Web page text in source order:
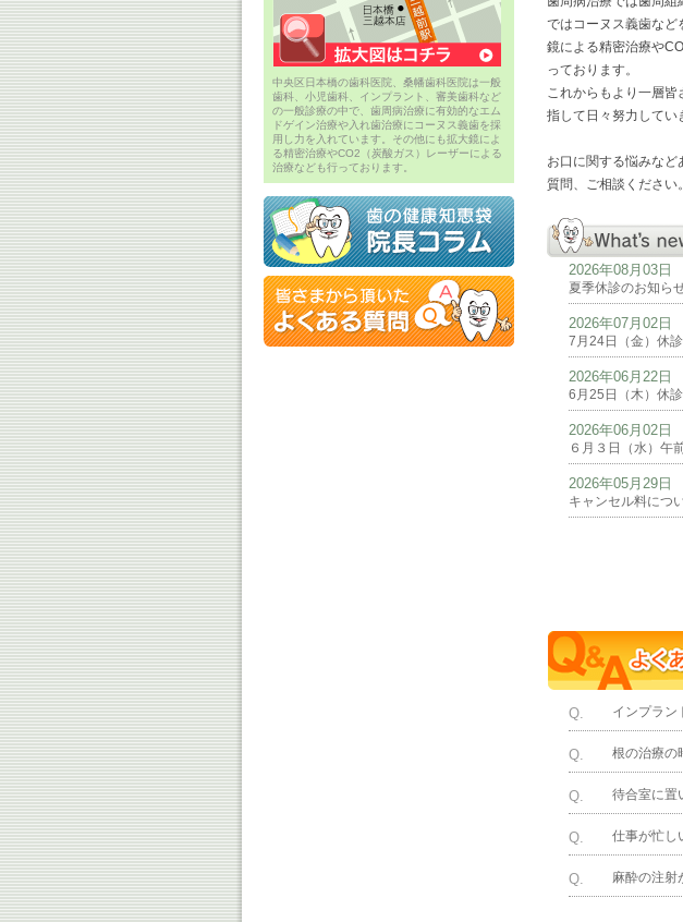
ではコーヌス義歯など
鏡による精密治療や
っております。
これからもより一層皆
指して日々努力してい
お口に関する悩みな
質問、ご相談ください。
2026年08月03日
夏季休診のお知ら
2026年07月02日
7月24日（金）休
2026年06月22日
6月25日（木）休
2026年06月02日
６月３日（水）午
2026年05月29日
キャンセル料につ
Q. インプラン
Q. 根の治療の
Q. 待合室に置
Q. 仕事が忙し
Q. 麻酔の注射
中央区日本橋の歯科医院、桑幡歯科医院は一般
歯科、小児歯科、インプラント、審美歯科など
の一般診療の中で、歯周病治療に有効的なエム
ドゲイン治療や入れ歯治療にコーヌス義歯を採
用し力を入れています。その他にも拡大鏡によ
る精密治療やCO2（炭酸ガス）レーザーによる
治療なども行っております。